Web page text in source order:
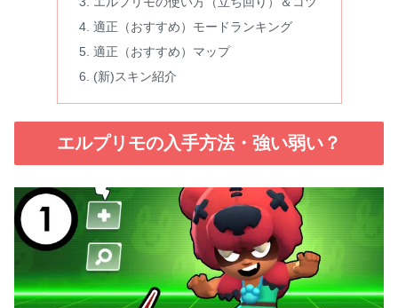
適正（おすすめ）モードランキング
適正（おすすめ）マップ
(新)スキン紹介
エルプリモの入手方法・強い弱い？